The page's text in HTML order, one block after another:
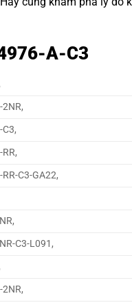
A-C3
C3-GA22,
C3-L091,